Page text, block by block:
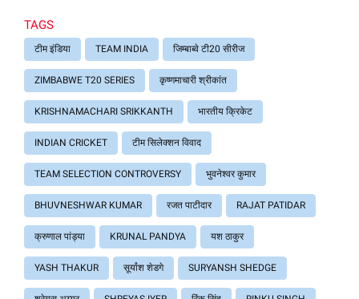
TAGS
टीम इंडिया TEAM INDIA जिम्बाब्वे टी20 सीरीज
ZIMBABWE T20 SERIES कृष्णमाचारी श्रीकांत
KRISHNAMACHARI SRIKKANTH भारतीय क्रिकेट
INDIAN CRICKET टीम सिलेक्शन विवाद
TEAM SELECTION CONTROVERSY भुवनेश्वर कुमार
BHUVNESHWAR KUMAR रजत पाटीदार RAJAT PATIDAR
क्रुणाल पांड्या KRUNAL PANDYA यश ठाकुर
YASH THAKUR सूर्यांश शेडगे SURYANSH SHEDGE